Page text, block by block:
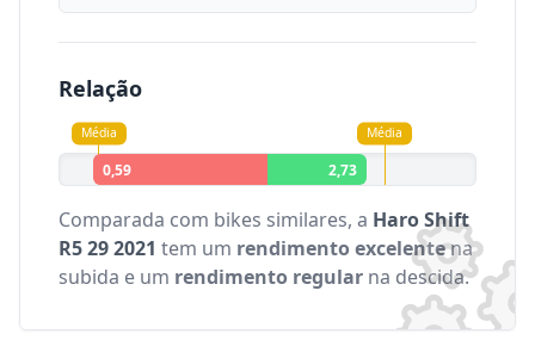
Relação
Média
0,59
Média
2,73
Comparada com bikes similares, a Haro Shift
R5 29 2021 tem um rendimento excelentena
subida e um rendimento regular na descida.